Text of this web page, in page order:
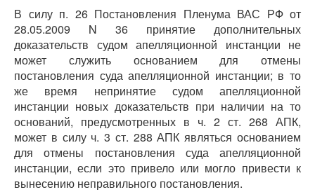
В силу п. 26 Постановления Пленума ВАС РФ от
28.05.2009 N 36 принятие дополнительных
доказательств судом апелляционной инстанции не
может служить основанием для отмены
постановления суда апелляционной инстанции; в то
же время непринятие судом апелляционной
инстанции новых доказательств при наличии на то
оснований, предусмотренных в ч. 2 ст. 268 АПК,
может в силу ч. 3 ст. 288 АПК являться основанием
для отмены постановления суда апелляционной
инстанции, если это привело или могло привести к
вынесению неправильного постановления.